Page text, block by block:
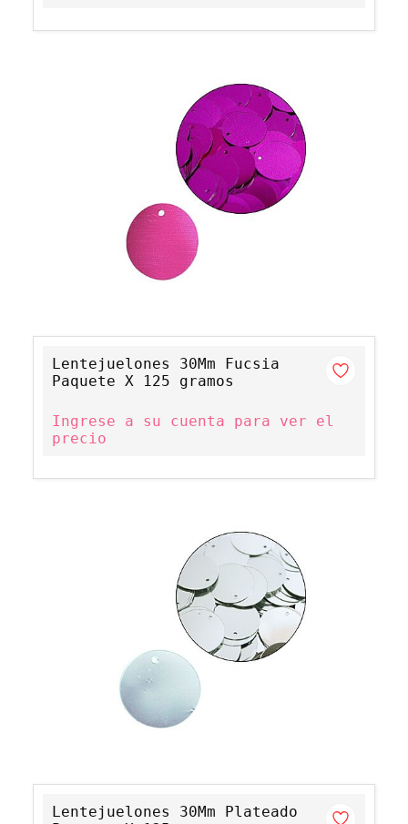
Lentejuelones 30Mm Fucsia
Paquete X 125 gramos
Ingrese a su cuenta para ver el
precio
Lentejuelones 30Mm Plateado